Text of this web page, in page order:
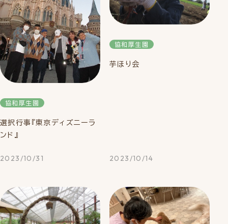
協和厚生園
選択行事『東京ディズニーラ
ンド』
2023/10/31
協和厚生園
芋ほり会
2023/10/14